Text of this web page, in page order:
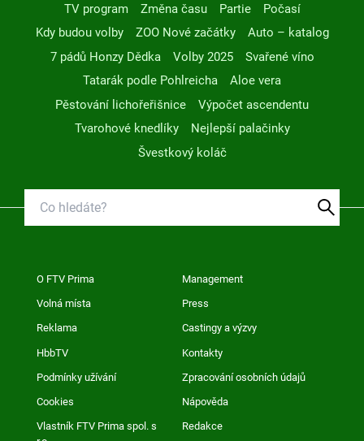
TV program
Změna času Partie
Počasí
Kdy budou volby
ZOO Nové začátky
Auto – katalog
7 pádů Honzy Dědka
Volby 2025
Svařené víno
Tatarák podle Pohlreicha
Aloe vera
Pěstování lichořeřišnice
Výpočet ascendentu
Tvarohové knedlíky
Nejlepší palačinky
Švestkový koláč
O FTV Prima Management
Volná místa Press
Reklama Castingy a výzvy
HbbTV Kontakty
Podmínky užívání Zpracování osobních údajů
Cookies Nápověda
Vlastník FTV Prima spol. s
Redakce